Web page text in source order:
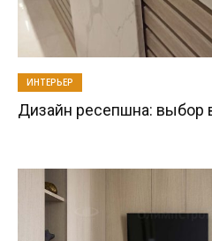
ИНТЕРЬЕР
Дизайн ресепшна: выбор